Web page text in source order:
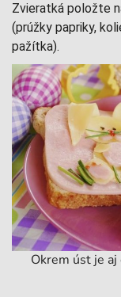
Zvieratká položte
(prúžky papriky,
pažítka).
Okrem úst je